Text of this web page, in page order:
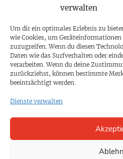
verwalten
Um dir ein optimales Erlebnis zu
wie Cookies, um
zuzugreifen. Wenn du diesen
Daten wie das Surfverhalten oder
verarbeiten. Wenn du deine
zurückziehst, können bestimmte
beeinträchtigt werden.
Dienste verwalten
Mediadaten
PROKOMPAKT
Impressum
SPENDEN
Datenschutz
Cookie-Richtlinie